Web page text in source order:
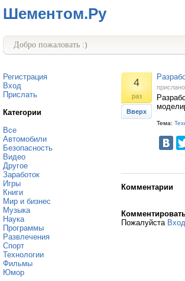
Шементом.Ру
Добро пожаловать :)
Регистрация
Вход
Прислать
Категории
Все
Автомобили
Безопасность
Видео
Другое
Заработок
Игры
Книги
Мир и бизнес
Музыка
Наука
Программы
Развлечения
Спорт
Технологии
Фильмы
Юмор
4
раз
Вверх
Тема:
Комментарии
Пожалуйста Вход